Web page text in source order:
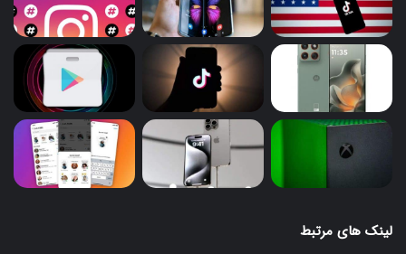
لینک های مرتبط